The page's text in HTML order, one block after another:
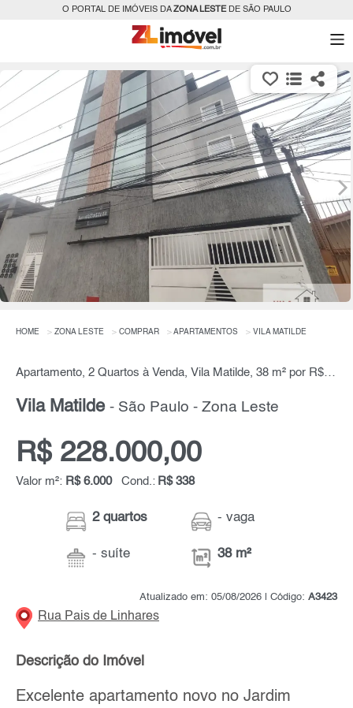
O PORTAL DE IMÓVEIS DAZONA LESTEDE SÃO PAULO
HOME ZONA LESTE COMPRAR APARTAMENTOS VILA MATILDE
Apartamento, 2 Quartos à Venda, Vila Matilde, 38 m² por R$ 228.000,00
Vila Matilde - São Paulo - Zona Leste
R$ 228.000,00
Valor m²: R$ 6.000 Cond.: R$ 338
2 quartos
- suíte
- vaga
38 m²
Atualizado em: 05/08/2026 | Código: A3423
Rua Pais de Linhares
Descrição do Imóvel
Excelente apartamento novo no Jardim